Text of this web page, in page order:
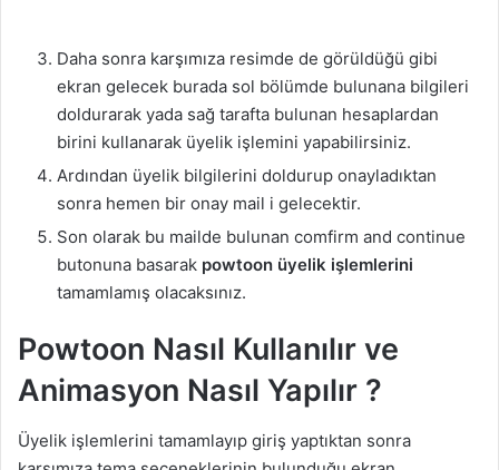
Daha sonra karşımıza resimde de görüldüğü gibi
ekran gelecek burada sol bölümde bulunana bilgileri
doldurarak yada sağ tarafta bulunan hesaplardan
birini kullanarak üyelik işlemini yapabilirsiniz.
Ardından üyelik bilgilerini doldurup onayladıktan
sonra hemen bir onay mail i gelecektir.
Son olarak bu mailde bulunan comfirm and continue
butonuna basarak powtoon üyelik işlemlerini
tamamlamış olacaksınız.
Powtoon Nasıl Kullanılır ve
Animasyon Nasıl Yapılır ?
Üyelik işlemlerini tamamlayıp giriş yaptıktan sonra